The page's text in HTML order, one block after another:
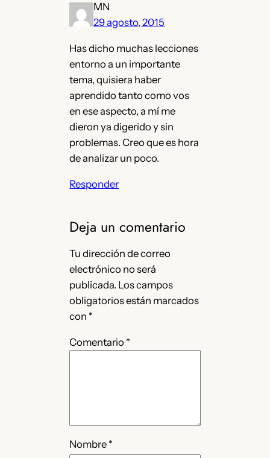
MN
29 agosto, 2015
Has dicho muchas lecciones
entorno a un importante
tema, quisiera haber
aprendido tanto como vos
en ese aspecto, a mí me
dieron ya digerido y sin
problemas. Creo que es hora
de analizar un poco.
Responder
Deja un comentario
Tu dirección de correo
electrónico no será
publicada. Los campos
obligatorios están marcados
con *
Comentario *
Nombre *